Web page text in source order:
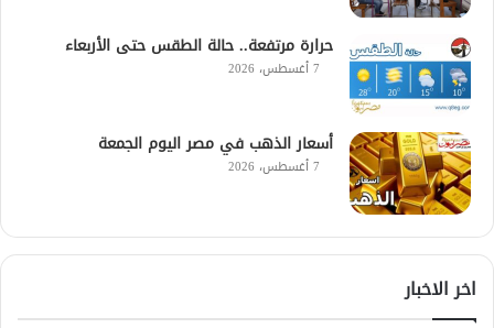
حرارة مرتفعة.. حالة الطقس حتى الأربعاء
7 أغسطس، 2026
أسعار الذهب في مصر اليوم الجمعة
7 أغسطس، 2026
اخر الاخبار